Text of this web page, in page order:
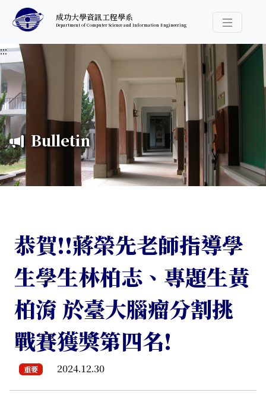
跳至中央內容區塊
成功大學資訊工程學系
Department of Computer Science and Information Engineering
導覽選
:::
Bulletin
恭賀!!蔣榮先老師指導學
生學生林柏志、專題生黃
柏淯 於臺大腦瘤分割挑
戰賽獲獎第四名!
重要 2024.12.30